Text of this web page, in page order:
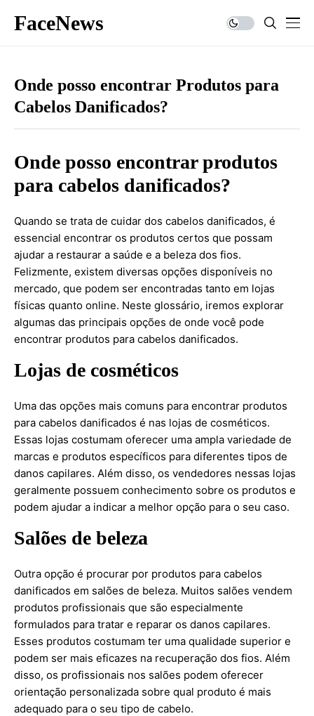
FaceNews
Onde posso encontrar Produtos para
Cabelos Danificados?
Onde posso encontrar produtos
para cabelos danificados?
Quando se trata de cuidar dos cabelos danificados, é
essencial encontrar os produtos certos que possam
ajudar a restaurar a saúde e a beleza dos fios.
Felizmente, existem diversas opções disponíveis no
mercado, que podem ser encontradas tanto em lojas
físicas quanto online. Neste glossário, iremos explorar
algumas das principais opções de onde você pode
encontrar produtos para cabelos danificados.
Lojas de cosméticos
Uma das opções mais comuns para encontrar produtos
para cabelos danificados é nas lojas de cosméticos.
Essas lojas costumam oferecer uma ampla variedade de
marcas e produtos específicos para diferentes tipos de
danos capilares. Além disso, os vendedores nessas lojas
geralmente possuem conhecimento sobre os produtos e
podem ajudar a indicar a melhor opção para o seu caso.
Salões de beleza
Outra opção é procurar por produtos para cabelos
danificados em salões de beleza. Muitos salões vendem
produtos profissionais que são especialmente
formulados para tratar e reparar os danos capilares.
Esses produtos costumam ter uma qualidade superior e
podem ser mais eficazes na recuperação dos fios. Além
disso, os profissionais nos salões podem oferecer
orientação personalizada sobre qual produto é mais
adequado para o seu tipo de cabelo.